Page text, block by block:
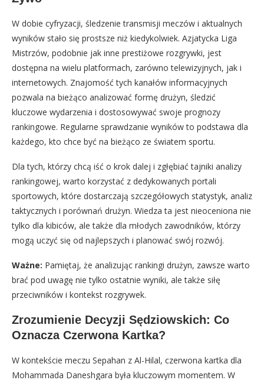
W dobie cyfryzacji, śledzenie transmisji meczów i aktualnych
wyników stało się prostsze niż kiedykolwiek. Azjatycka Liga
Mistrzów, podobnie jak inne prestiżowe rozgrywki, jest
dostępna na wielu platformach, zarówno telewizyjnych, jak i
internetowych. Znajomość tych kanałów informacyjnych
pozwala na bieżąco analizować formę drużyn, śledzić
kluczowe wydarzenia i dostosowywać swoje prognozy
rankingowe. Regularne sprawdzanie wyników to podstawa dla
każdego, kto chce być na bieżąco ze światem sportu.
Dla tych, którzy chcą iść o krok dalej i zgłębiać tajniki analizy
rankingowej, warto korzystać z dedykowanych portali
sportowych, które dostarczają szczegółowych statystyk, analiz
taktycznych i porównań drużyn. Wiedza ta jest nieoceniona nie
tylko dla kibiców, ale także dla młodych zawodników, którzy
mogą uczyć się od najlepszych i planować swój rozwój.
Ważne: Pamiętaj, że analizując rankingi drużyn, zawsze warto
brać pod uwagę nie tylko ostatnie wyniki, ale także siłę
przeciwników i kontekst rozgrywek.
Zrozumienie Decyzji Sędziowskich: Co
Oznacza Czerwona Kartka?
W kontekście meczu Sepahan z Al-Hilal, czerwona kartka dla
Mohammada Daneshgara była kluczowym momentem. W